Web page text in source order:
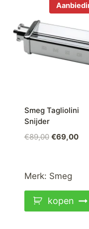
Smeg Tagliolini
Snijder
€89,00
€89,00.
€69,00
Merk: Smeg
kopen